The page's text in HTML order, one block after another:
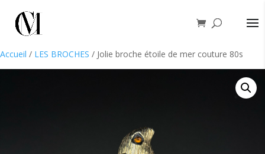
Accueil / LES BROCHES / Jolie broche étoile de mer couture 80s